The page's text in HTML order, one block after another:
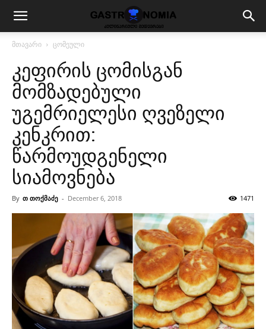
მთავარი ცომეული
კეფირის ცომისგან
მომზადებული
უგემრიელესი ღვეზელი
კენკრით:
წარმოუდგენელი
სიამოვნება
By თ თოქმაძე - December 6, 2018 1471